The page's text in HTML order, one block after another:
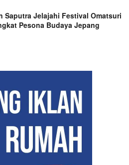
Saputra Jelajahi Festival Omatsuri
Pesona Budaya Jepang